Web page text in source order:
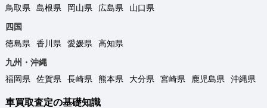
鳥取県
島根県 岡山県 広島県
山口県
四国
徳島県
香川県 愛媛県
高知県
九州・沖縄
福岡県
佐賀県 長崎県 熊本県 大分県 宮崎県 鹿児島県 沖縄県
車買取査定の基礎知識